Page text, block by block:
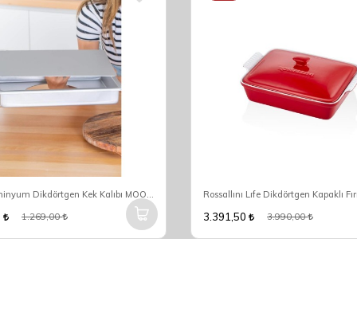
Acar Alüminyum Dikdörtgen Kek Kalıbı MOON-05780
1.269,00 3.391,50 3.990,00